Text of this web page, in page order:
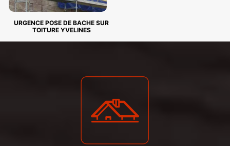
URGENCE POSE DE BACHE SUR
TOITURE YVELINES